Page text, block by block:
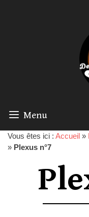
Menu
Vous êtes ici : Accueil »
» Plexus n°7